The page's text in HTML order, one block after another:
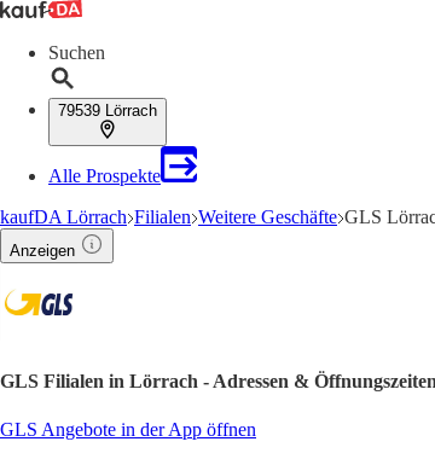
Suchen
79539 Lörrach
Alle Prospekte
kaufDA Lörrach Filialen Weitere Geschäfte GLS
Anzeigen
GLS Filialen in Lörrach - Adressen & Öffnungszeiten
GLS Angebote in der App öffnen